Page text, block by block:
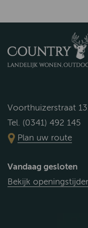
Voorthuizerstraat
Tel. (0341) 492 145
Plan uw route
Vandaag gesloten
Bekijk